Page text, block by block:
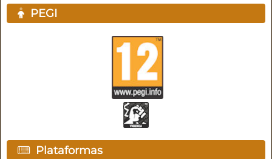
PEGI
Plataformas